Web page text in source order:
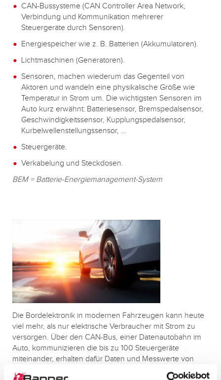
CAN-Bussysteme (CAN Controller Area Network,
Verbindung und Kommunikation mehrerer
Steuergeräte durch Sensoren).
Energiespeicher wie z. B. Batterien (Akkumulatoren).
Lichtmaschinen (Generatoren).
Sensoren, machen wiederum das Gegenteil von
Aktoren und wandeln eine physikalische Größe wie
Temperatur in Strom um. Die wichtigsten Sensoren im
Auto kurz erwähnt: Batteriesensor, Bremspedalsensor,
Geschwindigkeitssensor, Kupplungspedalsensor,
Kurbelwellenstellungssensor, ...
Steuergeräte.
Verkabelung und Steckdosen.
BEM = Batterie-Energiemanagement-System
Die Bordelektronik in modernen Fahrzeugen kann heute
viel mehr, als nur elektrische Verbraucher mit Strom zu
versorgen. Über den CAN-Bus, einer Datenautobahn im
Auto, kommunizieren die bis zu 100 Steuergeräte
miteinander, erhalten dafür Daten und Messwerte von
vielen Sensoren.